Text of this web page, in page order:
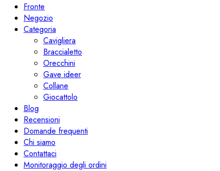
Fronte
Negozio
Categoria
Cavigliera
Braccialetto
Orecchini
Gave ideer
Collane
Giocattolo
Blog
Recensioni
Domande frequenti
Chi siamo
Contattaci
Monitoraggio degli ordini